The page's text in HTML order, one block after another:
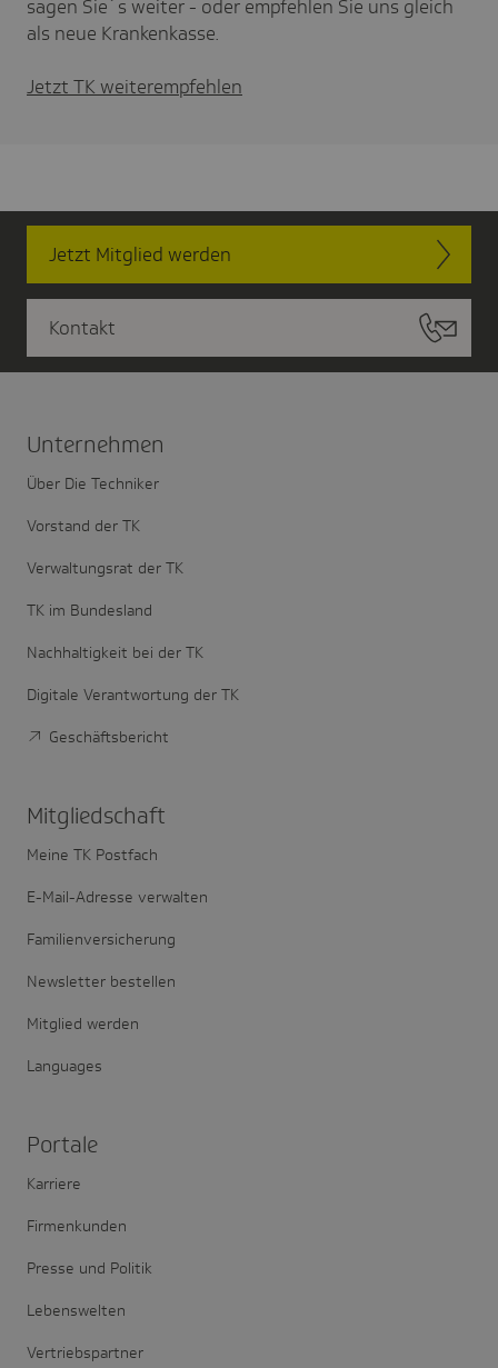
sagen Sie´s weiter - oder empfehlen Sie uns gleich
als neue Krankenkasse.
Jetzt TK weiterempfehlen
Jetzt Mitglied werden
Kontakt
Unter­nehmen
Über Die Techniker
Vorstand der TK
Verwaltungsrat der TK
TK im Bundesland
Nachhaltigkeit bei der TK
Digitale Verantwortung der TK
Geschäftsbericht
Mitglied­schaft
Meine TK Postfach
E-Mail-Adresse verwalten
Familienversicherung
Newsletter bestellen
Mitglied werden
Languages
Portale
Karriere
Firmenkunden
Presse und Politik
Lebenswelten
Vertriebspartner